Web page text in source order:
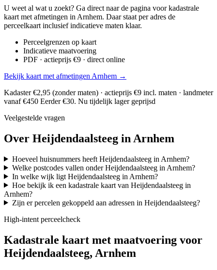
U weet al wat u zoekt? Ga direct naar de pagina voor kadastrale
kaart met afmetingen in Arnhem. Daar staat per adres de
perceelkaart inclusief indicatieve maten klaar.
Perceelgrenzen op kaart
Indicatieve maatvoering
PDF · actieprijs €9 · direct online
Bekijk kaart met afmetingen Arnhem →
Kadaster €2,95 (zonder maten) · actieprijs €9 incl. maten · landmeter
vanaf €450 Eerder €30. Nu tijdelijk lager geprijsd
Veelgestelde vragen
Over Heijdendaalsteeg in Arnhem
Hoeveel huisnummers heeft Heijdendaalsteeg in Arnhem?
Welke postcodes vallen onder Heijdendaalsteeg in Arnhem?
In welke wijk ligt Heijdendaalsteeg in Arnhem?
Hoe bekijk ik een kadastrale kaart van Heijdendaalsteeg in
Arnhem?
Zijn er percelen gekoppeld aan adressen in Heijdendaalsteeg?
High-intent perceelcheck
Kadastrale kaart met maatvoering voor
Heijdendaalsteeg, Arnhem